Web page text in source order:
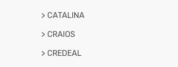
> CATALINA
> CRAIOS
> CREDEAL